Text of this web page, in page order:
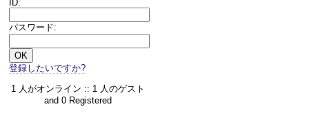
ID:
パスワード:
登録したいですか?
1 人がオンライン :: 1 人のゲスト
and 0 Registered